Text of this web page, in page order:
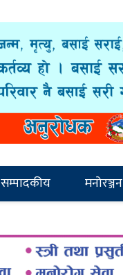
सम्पादकीय मनोरञ्जन